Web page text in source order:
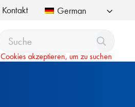
Kontakt German
Cookies akzeptieren, um zu suchen